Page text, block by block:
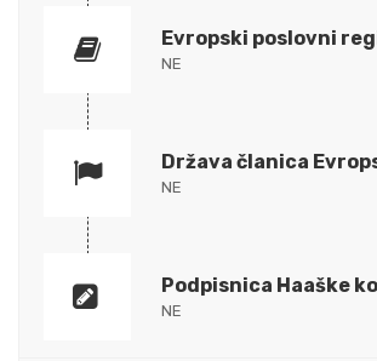
Evropski poslovni
NE
Država članica
NE
Podpisnica Haaške
NE